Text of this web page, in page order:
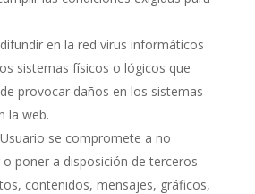
en la red virus informáticos
sistemas físicos o lógicos que
provocar daños en los sistemas
la web.
se compromete a no
poner a disposición de terceros
contenidos, mensajes, gráficos,